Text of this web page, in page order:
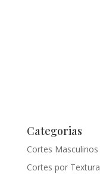
Categorias
Cortes Masculinos
Cortes por Textura